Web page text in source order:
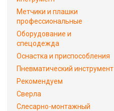
Метчики и плашки
профессиональные
Оборудование и
спецодежда
Оснастка и приспособления
Пневматический инструмент
Рекомендуем
Сверла
Слесарно-монтажный